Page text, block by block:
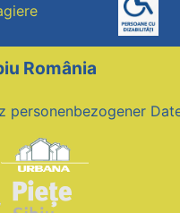
România
personenbezogener